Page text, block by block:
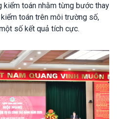
kiểm toán nhằm từng bước thay
toán trên môi trường số,
số kết quả tích cực.